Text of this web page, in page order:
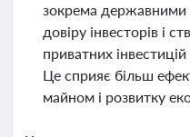
зокрема державними
довіру інвесторів і
приватних
Це сприяє більш
майном і розвитку